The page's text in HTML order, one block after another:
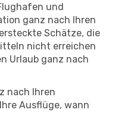
und
ganz nach Ihren
Schätze, die
nicht erreichen
Urlaub ganz nach
nach Ihren
Ausflüge, wann